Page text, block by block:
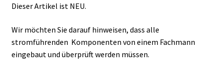
Dieser Artikel ist NEU.
Wir möchten Sie darauf hinweisen, dass alle
stromführenden Komponenten von einem Fachmann
eingebaut und überprüft werden müssen.